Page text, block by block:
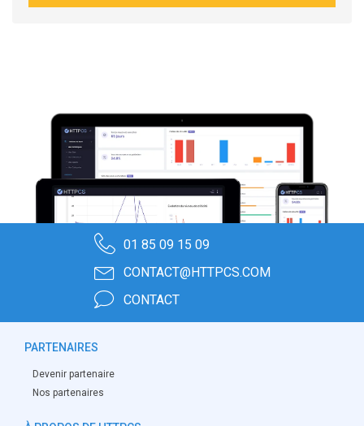
01 85 09 15 09
CONTACT@HTTPCS.COM
CONTACT
PARTENAIRES
Devenir partenaire
Nos partenaires